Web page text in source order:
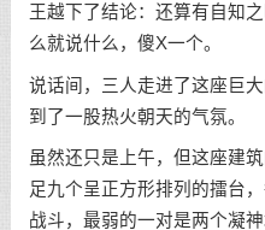
王越下了结论：还算有自知
么就说什么，傻X一个。
说话间，三人走进了这座巨
到了一股热火朝天的气氛。
虽然还只是上午，但这座建
足九个呈正方形排列的擂台
战斗，最弱的一对是两个凝